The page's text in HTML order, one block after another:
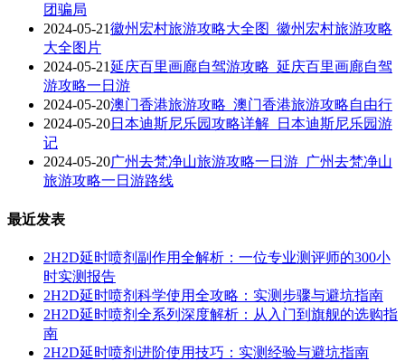
团骗局
2024-05-21徽州宏村旅游攻略大全图_徽州宏村旅游攻略
大全图片
2024-05-21延庆百里画廊自驾游攻略_延庆百里画廊自驾
游攻略一日游
2024-05-20澳门香港旅游攻略_澳门香港旅游攻略自由行
2024-05-20日本迪斯尼乐园攻略详解_日本迪斯尼乐园游
记
2024-05-20广州去梵净山旅游攻略一日游_广州去梵净山
旅游攻略一日游路线
最近发表
2H2D延时喷剂副作用全解析：一位专业测评师的300小
时实测报告
2H2D延时喷剂科学使用全攻略：实测步骤与避坑指南
2H2D延时喷剂全系列深度解析：从入门到旗舰的选购指
南
2H2D延时喷剂进阶使用技巧：实测经验与避坑指南